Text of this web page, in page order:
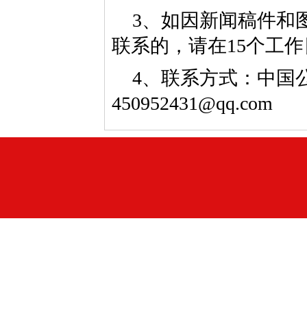
3、如因新闻稿件和
联系的，请在15个工
4、联系方式：中国
450952431@qq.com